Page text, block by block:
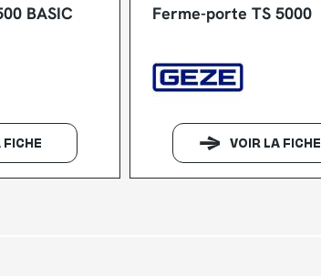
BASIC
FICHE
Ferme-porte TS 5000
VOIR LA FICHE